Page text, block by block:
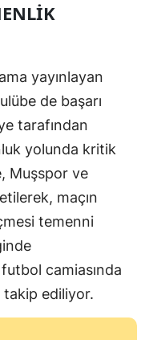
yayınlayan
de başarı
tarafından
yolunda kritik
Muşspor ve
maçın
temenni
camiasında
ediliyor.